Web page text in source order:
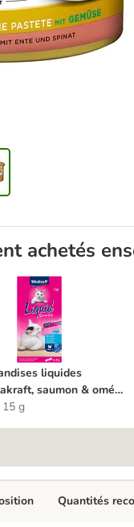
achetés
fines ou Mousselines
liquides
liquides
saumon & oméga
g
Quantités